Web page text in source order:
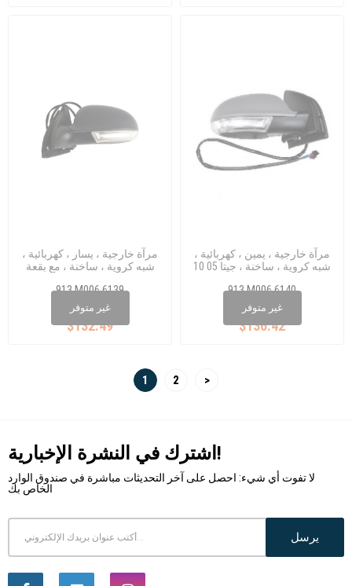
غير متوفر
مرآة خارجية ، يسار ، كهربائية ،
شبه كروية ، ساخنة ، مع بقعة
913 M006 6139
$132.49
1K0 857 537 غير متوفر
مرآة خارجية ، يمين ، كهربائية ،
شبه كروية ، ساخنة ، جيتا 05 10
913 M006 6140
$136.42
1K0 857 538
1 2 >
اشترك في النشرة الإخبارية!
لا تفوت أي شيء: احصل على آخر التحديثات مباشرة في صندوق الوارد
الخاص بك
يرسل